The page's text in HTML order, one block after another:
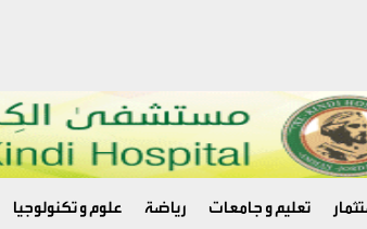
تعليم و جامعات رياضة علوم و تكنولوجيا